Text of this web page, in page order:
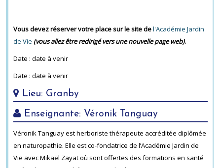
Vous devez réserver votre place sur lesite del'Académie Jardin
de Vie (vous allez être redirigé vers une nouvelle page web).
Date : date à venir
Date : date à venir
Lieu: Granby
Enseignante: Véronik Tanguay
Véronik Tanguay est herboriste thérapeute accréditée diplômée
en naturopathie. Elle est co-fondatrice de l’Académie Jardin de
Vie avec Mikaël Zayat où sont offertes des formations en santé